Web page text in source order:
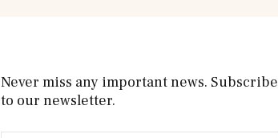
Never miss any important news. Subscribe
to our newsletter.